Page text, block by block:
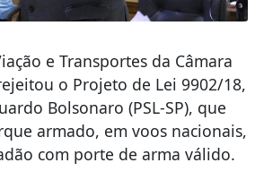
e Transportes da Câmara
o Projeto de Lei 9902/18,
Bolsonaro (PSL-SP), que
armado, em voos nacionais,
com porte de arma válido.